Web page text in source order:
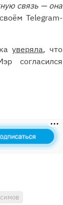
связь — она
Telegram-
уверяла, что
согласился